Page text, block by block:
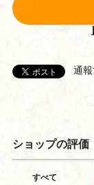
通
ショップの評価
すべて